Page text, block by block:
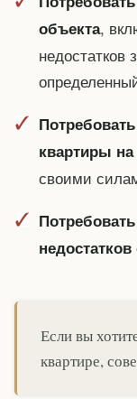
объекта,
недостатков
квартиры на
своими
Если вы
квартире,